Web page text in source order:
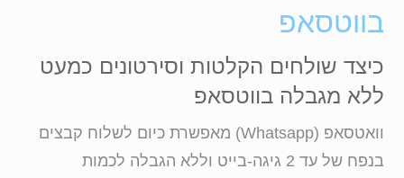
בווטסאפ
כיצד שולחים הקלטות וסירטונים כמעט
ללא מגבלה בווטסאפ
וואטסאפ (Whatsapp) מאפשרת כיום לשלוח קבצים
בנפח של עד 2 גיגה-בייט וללא הגבלה לכמות